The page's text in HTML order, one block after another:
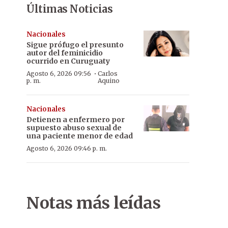
Últimas Noticias
Nacionales
Sigue prófugo el presunto
autor del feminicidio
ocurrido en Curuguaty
Agosto 6, 2026 09:56
p. m.
·Carlos
Aquino
Nacionales
Detienen a enfermero por
supuesto abuso sexual de
una paciente menor de edad
Agosto 6, 2026 09:46 p. m.
Notas más leídas